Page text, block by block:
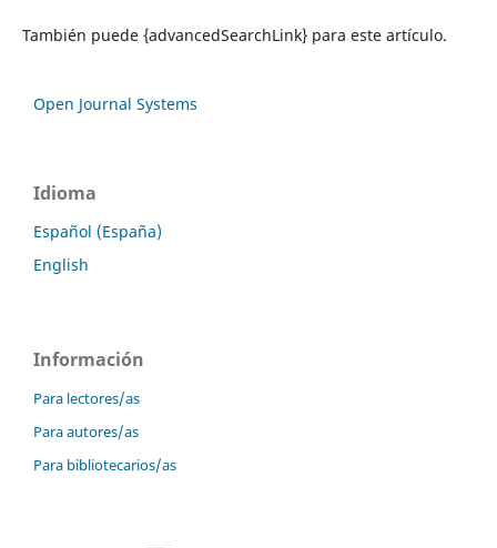
También puede {advancedSearchLink} para este artículo.
Open Journal Systems
Idioma
Español (España)
English
Información
Para lectores/as
Para autores/as
Para bibliotecarios/as